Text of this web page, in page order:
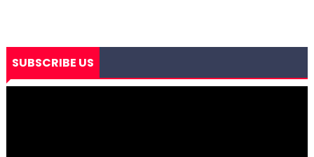
SUBSCRIBE US